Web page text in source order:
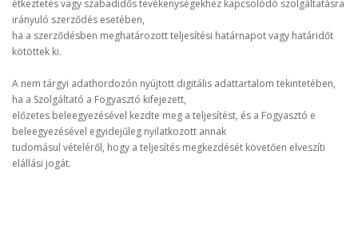
étkeztetés vagy szabadidős tevékenységekhez kapcsolódó szolgáltatásra
irányuló szerződés esetében,
ha a szerződésben meghatározott teljesítési határnapot vagy határidőt
kötöttek ki.
A nem tárgyi adathordozón nyújtott digitális adattartalom tekintetében,
ha a Szolgáltató a Fogyasztó kifejezett,
előzetes beleegyezésével kezdte meg a teljesítést, és a Fogyasztó e
beleegyezésével egyidejűleg nyilatkozott annak
tudomásul vételéről, hogy a teljesítés megkezdését követően elveszíti
elállási jogát.